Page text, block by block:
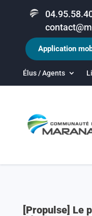
Élus / Agents
Application
[Propulse] Le